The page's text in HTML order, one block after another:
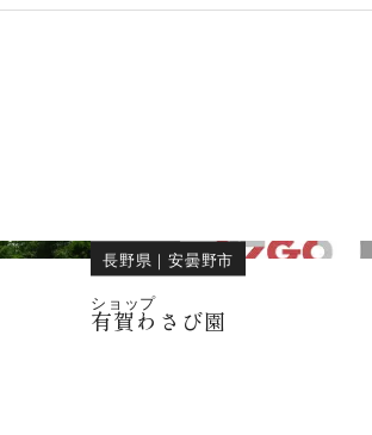
長野県 ｜安曇野市
ショップ
有賀わさび園